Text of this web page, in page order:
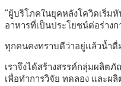
“ผู้บริโภคในยุคหลังโควิดเริ่
อาหารที่เป็นประโยชน์ต่อร่าง
ทุกคนคงทราบดีว่าอยู่แล้วน้ำ
เราจึงได้สร้างสรรค์กลุ่มผลิต
เพื่อทำการวิจัย ทดลอง และผ